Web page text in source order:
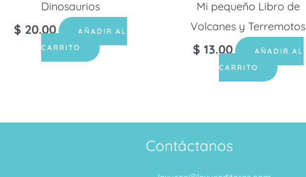
Dinosaurios
$ 20.00
AÑADIR AL
CARRITO
Mi pequeño Libro de
Volcanes y Terremotos
$ 13.00
AÑADIR AL
CARRITO
Contáctanos